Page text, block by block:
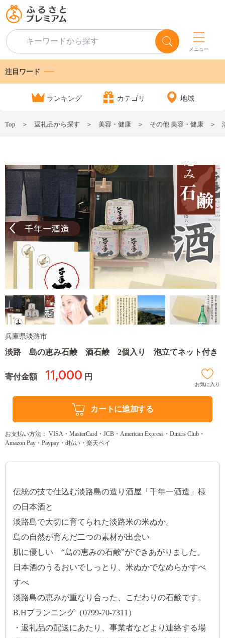
メニュー
注目ワード
ランキング カテゴリ 地域
Top 返礼品から探す 美容・健康 その他 美容・健康
兵庫県淡路市
淡路 島の恵み石鹸 酒石鹸 2個入り 泡立てネット付き
寄付金額 11,000 円
お気に入り
カートに追加する
お支払い方法： VISA・MasterCard・JCB・American Express・Diners Club・
Amazon Pay・Paypay・d払い・楽天ペイ
伝統の技で仕込む淡路島の造り酒屋「千年一酒造」様
の日本酒と
淡路島で大切に育てられた淡路米の米ぬか。
島の自然が育んだ二つの素材が出会い
肌に優しい “島の恵みの石鹸”ができあがりました。
日本酒のうるおいでしっとり、米ぬかでなめらかすべ
すべ
淡路島の恵みが重なり合った、こだわりの石鹸です。
B.Hプランニング（0799-70-7311）
・返礼品の配送にあたり、事業者などより連絡する場